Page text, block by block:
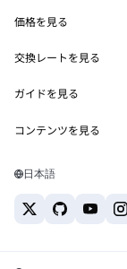
MetaMask
Snaps
Web3サービス
セキュリティ
サポート
キャリア
お問い合わせ
価格を見る
イーサリアムの価格
Solanaの価格
Tetherの価格
交換レートを見る
ETH→USD
USDT→INR
BTC→INR
ETH→USDT
ガイドを見る
ETHの購入
USDTの購入
コンテンツを見る
Solanaウォレット
日本語